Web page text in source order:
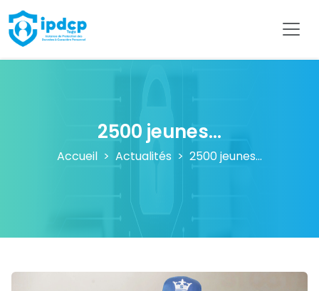
IPDCP
2500 jeunes...
Accueil Actualités 2500 jeunes...